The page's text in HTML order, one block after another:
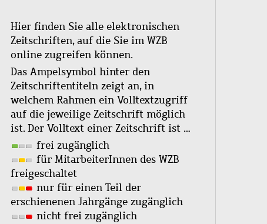
Hier finden Sie alle elektronischen
Zeitschriften, auf die Sie im WZB
online zugreifen können.
Das Ampelsymbol hinter den
Zeitschriftentiteln zeigt an, in
welchem Rahmen ein Volltextzugriff
auf die jeweilige Zeitschrift möglich
ist. Der Volltext einer Zeitschrift ist …
frei zugänglich
für MitarbeiterInnen des WZB
freigeschaltet
nur für einen Teil der
erschienenen Jahrgänge zugänglich
nicht frei zugänglich